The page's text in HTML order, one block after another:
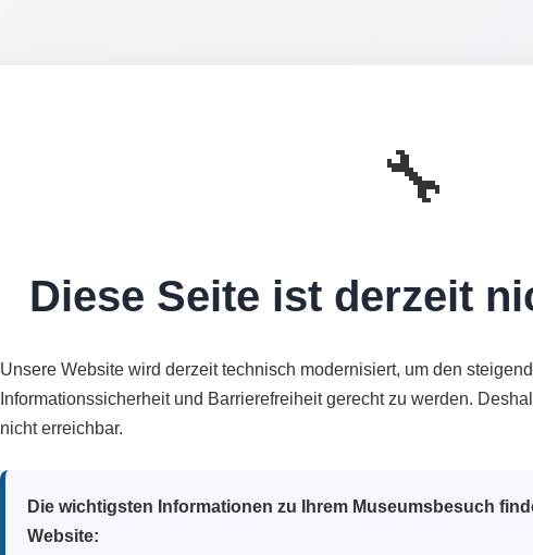
🔧
Diese Seite ist derzeit
Unsere Website wird derzeit technisch modernisiert, um den
Informationssicherheit und Barrierefreiheit gerecht zu werden.
nicht erreichbar.
Die wichtigsten Informationen zu Ihrem Museumsbesuch
Website: